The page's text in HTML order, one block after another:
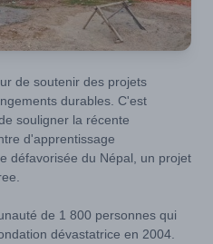
de soutenir des projets
durables. C'est
souligner la récente
d'apprentissage
défavorisée du Népal, un projet
de 1 800 personnes qui
dévastatrice en 2004.